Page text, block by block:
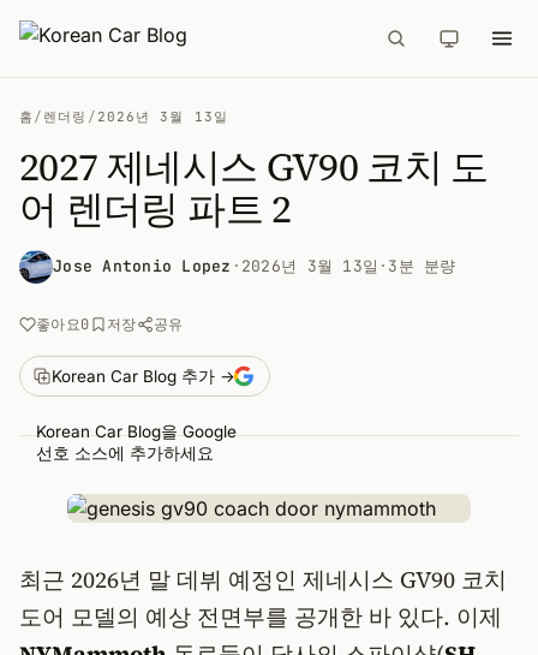
홈 / 렌더링 / 2026년 3월 13일
2027 제네시스 GV90 코치 도
어 렌더링 파트 2
Jose Antonio Lopez · 2026년 3월 13일 · 3분 분량
좋아요0 저장 공유
Korean Car Blog 추가 →
Korean Car Blog을 Google
선호 소스에 추가하세요
최근 2026년 말 데뷔 예정인 제네시스 GV90 코치
도어 모델의 예상 전면부를 공개한 바 있다. 이제